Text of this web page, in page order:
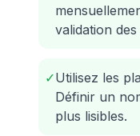
validation
✓Utilisez les
Définir un
plus lisibles.